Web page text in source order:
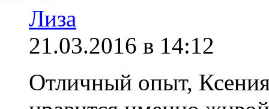
Лиза
21.03.2016 в 14:12
Отличный опыт,